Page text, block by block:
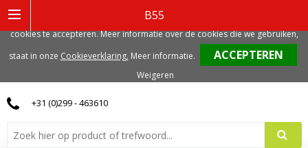
B55
0
+31 (0)299 - 463610
gerelateerde cookies. Voor de beste gebruikerservaring, adviseren we deze
cookies te accepteren. Meer informatie over de cookies die we gebruiken,
staat in onze Cookieverklaring. Meer informatie.
Weigeren